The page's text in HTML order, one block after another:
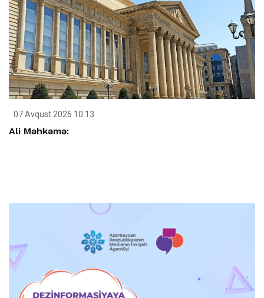
07 Avqust 2026 10:13
Ali Məhkəmə: